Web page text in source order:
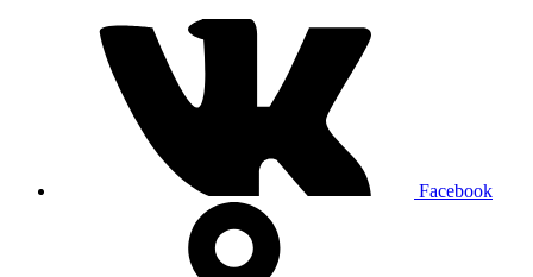
Facebook